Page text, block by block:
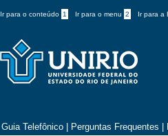
Ir para o conteúdo 1 Ir para o menu 2 Ir para a
Guia Telefônico Perguntas Frequentes